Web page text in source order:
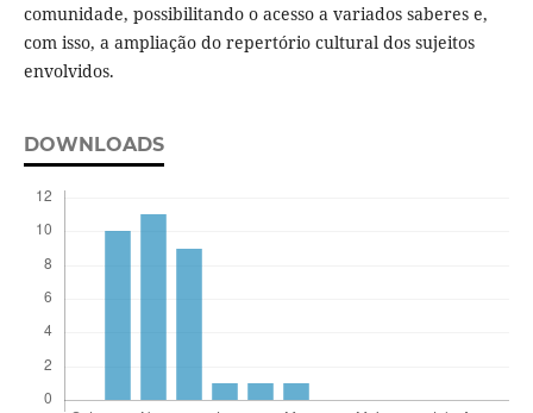
comunidade, possibilitando o acesso a variados saberes e,
com isso, a ampliação do repertório cultural dos sujeitos
envolvidos.
DOWNLOADS